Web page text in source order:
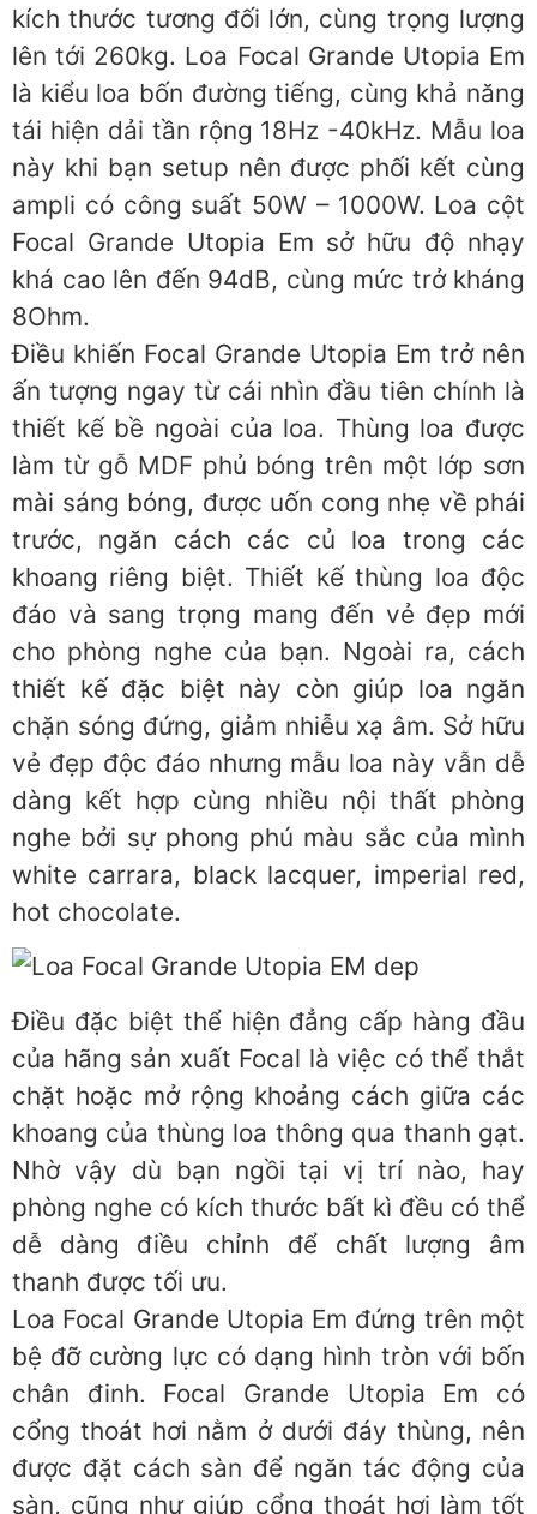
kích thước tương đối lớn, cùng trọng lượng
lên tới 260kg. Loa Focal Grande Utopia Em
là kiểu loa bốn đường tiếng, cùng khả năng
tái hiện dải tần rộng 18Hz -40kHz. Mẫu loa
này khi bạn setup nên được phối kết cùng
ampli có công suất 50W – 1000W. Loa cột
Focal Grande Utopia Em sở hữu độ nhạy
khá cao lên đến 94dB, cùng mức trở kháng
8Ohm.
Điều khiến Focal Grande Utopia Em trở nên
ấn tượng ngay từ cái nhìn đầu tiên chính là
thiết kế bề ngoài của loa. Thùng loa được
làm từ gỗ MDF phủ bóng trên một lớp sơn
mài sáng bóng, được uốn cong nhẹ về phái
trước, ngăn cách các củ loa trong các
khoang riêng biệt. Thiết kế thùng loa độc
đáo và sang trọng mang đến vẻ đẹp mới
cho phòng nghe của bạn. Ngoài ra, cách
thiết kế đặc biệt này còn giúp loa ngăn
chặn sóng đứng, giảm nhiễu xạ âm. Sở hữu
vẻ đẹp độc đáo nhưng mẫu loa này vẫn dễ
dàng kết hợp cùng nhiều nội thất phòng
nghe bởi sự phong phú màu sắc của mình
white carrara, black lacquer, imperial red,
hot chocolate.
Điều đặc biệt thể hiện đẳng cấp hàng đầu
của hãng sản xuất Focal là việc có thể thắt
chặt hoặc mở rộng khoảng cách giữa các
khoang của thùng loa thông qua thanh gạt.
Nhờ vậy dù bạn ngồi tại vị trí nào, hay
phòng nghe có kích thước bất kì đều có thể
dễ dàng điều chỉnh để chất lượng âm
thanh được tối ưu.
Loa Focal Grande Utopia Em đứng trên một
bệ đỡ cường lực có dạng hình tròn với bốn
chân đinh. Focal Grande Utopia Em có
cổng thoát hơi nằm ở dưới đáy thùng, nên
được đặt cách sàn để ngăn tác động của
sàn, cũng như giúp cổng thoát hơi làm tốt